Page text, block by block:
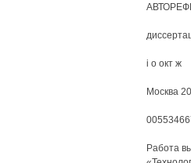
і о окт ж
Москва
Работа